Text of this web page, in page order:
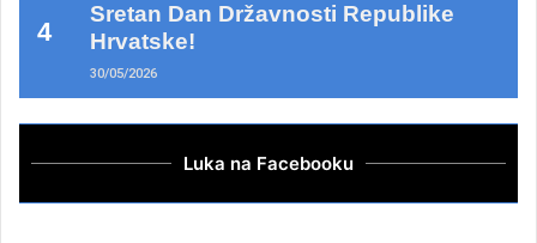
Sretan Dan Državnosti Republike
Hrvatske!
30/05/2026
Luka na Facebooku